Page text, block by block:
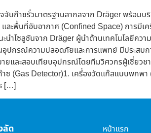
จับก๊าซรั่วมาตรฐานสากลจาก Dräger พร้อม
ละพื้นที่อับอากาศ (Confined Space) การมี
ำโซลูชันจาก Dräger ผู้นำด้านเทคโนโลยีคว
อุปกรณ์ความปลอดภัยและการแพทย์ มีประส
ยและสอบเทียบอุปกรณ์โดยทีมวิศวกรผู้เชี่ยว
(Gas Detector)1. เครื่องวัดแก๊สแบบพกพา
[…]
ลัด หน้าแรก